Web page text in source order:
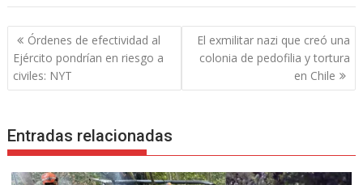
Navegación
de
entradas
Órdenes de efectividad al
Ejército pondrían en riesgo a
civiles: NYT
El exmilitar nazi que creó una
colonia de pedofilia y tortura
en Chile
Entradas relacionadas